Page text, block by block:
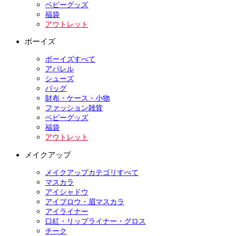
ベビーグッズ
福袋
アウトレット
ボーイズ
ボーイズすべて
アパレル
シューズ
バッグ
財布・ケース・小物
ファッション雑貨
ベビーグッズ
福袋
アウトレット
メイクアップ
メイクアップカテゴリすべて
マスカラ
アイシャドウ
アイブロウ・眉マスカラ
アイライナー
口紅・リップライナー・グロス
チーク